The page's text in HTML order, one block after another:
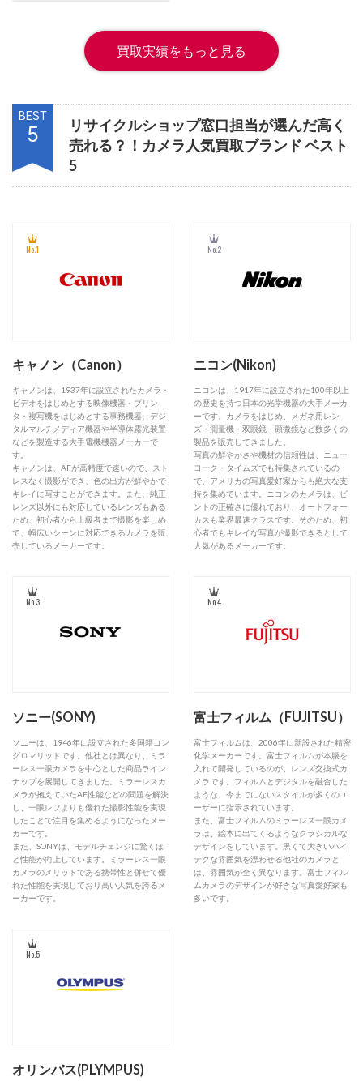
買取実績をもっと見る
BEST
5
リサイクルショップ窓口担当が選んだ高く
売れる？！カメラ人気買取ブランド ベスト
5
No.1
キャノン（Canon）
キャノンは、1937年に設立されたカメラ・
ビデオをはじめとする映像機器・プリン
タ・複写機をはじめとする事務機器、デジ
タルマルチメディア機器や半導体露光装置
などを製造する大手電機機器メーカーで
す。
キャノンは、AFが高精度で速いので、スト
レスなく撮影ができ、色の出方が鮮やかで
キレイに写すことができます。また、純正
レンズ以外にも対応しているレンズもある
ため、初心者から上級者まで撮影を楽しめ
て、幅広いシーンに対応できるカメラを販
売しているメーカーです。
No.2
ニコン(Nikon)
ニコンは、1917年に設立された100年以上
の歴史を持つ日本の光学機器の大手メーカ
ーです。カメラをはじめ、メガネ用レン
ズ・測量機・双眼鏡・顕微鏡など数多くの
製品を販売してきました。
写真の鮮やかさや機材の信頼性は、ニュー
ヨーク・タイムズでも特集されているの
で、アメリカの写真愛好家からも絶大な支
持を集めています。ニコンのカメラは、ピ
ントの正確さに優れており、オートフォー
カスも業界最速クラスです。そのため、初
心者でもキレイな写真が撮影できるとして
人気があるメーカーです。
No.3
ソニー(SONY)
ソニーは、1946年に設立された多国籍コン
グロマリットです。他社とは異なり、ミラ
ーレス一眼カメラを中心とした商品ライン
ナップを展開してきました。ミラーレスカ
メラが抱えていたAF性能などの問題を解決
し、一眼レフよりも優れた撮影性能を実現
したことで注目を集めるようになったメー
カーです。
また、SONYは、モデルチェンジに驚くほ
ど性能が向上しています。ミラーレス一眼
カメラのメリットである携帯性と併せて優
れた性能を実現しており高い人気を誇るメ
ーカーです。
No.4
富士フィルム（FUJITSU）
富士フィルムは、2006年に新設された精密
化学メーカーです。富士フィルムが本腰を
入れて開発しているのが、レンズ交換式カ
メラです。フィルムとデジタルを融合した
ような、今までにないスタイルが多くのユ
ーザーに指示されています。
また、富士フィルムのミラーレス一眼カメ
ラは、絵本に出てくるようなクラシカルな
デザインをしています。黒くて大きいハイ
テクな雰囲気を漂わせる他社のカメラと
は、雰囲気が全く異なります。富士フィル
ムカメラのデザインが好きな写真愛好家も
多いです。
No.5
オリンパス(PLYMPUS)